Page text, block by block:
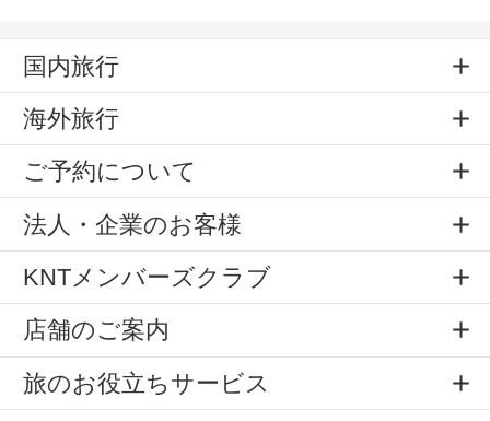
国内旅行
海外旅行
ご予約について
法人・企業のお客様
KNTメンバーズクラブ
店舗のご案内
旅のお役立ちサービス